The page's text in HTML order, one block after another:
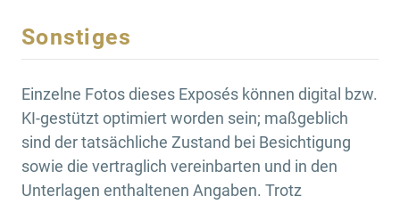
Sonstiges
Einzelne Fotos dieses Exposés können digital bzw.
KI-gestützt optimiert worden sein; maßgeblich
sind der tatsächliche Zustand bei Besichtigung
sowie die vertraglich vereinbarten und in den
Unterlagen enthaltenen Angaben. Trotz